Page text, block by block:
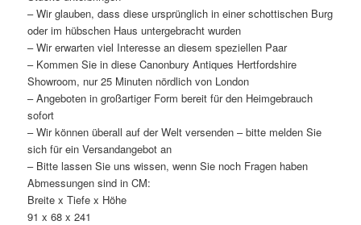
– Wir glauben, dass diese ursprünglich in einer schottischen Burg
oder im hübschen Haus untergebracht wurden
– Wir erwarten viel Interesse an diesem speziellen Paar
– Kommen Sie in diese Canonbury Antiques Hertfordshire
Showroom, nur 25 Minuten nördlich von London
– Angeboten in großartiger Form bereit für den Heimgebrauch
sofort
– Wir können überall auf der Welt versenden – bitte melden Sie
sich für ein Versandangebot an
– Bitte lassen Sie uns wissen, wenn Sie noch Fragen haben
Abmessungen sind in CM:
Breite x Tiefe x Höhe
91 x 68 x 241